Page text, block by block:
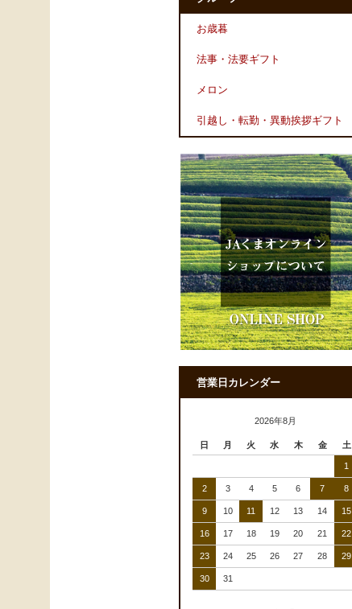
お歳暮
法事・法要ギフト
メロン
引越し・転勤・異動挨拶ギフト
営業日カレンダー
2026年8月
日 月 火 水 木 金 土
1
2 3 4 5 6 7 8
9 10 11 12 13 14 15
16 17 18 19 20 21 22
23 24 25 26 27 28 29
30 31